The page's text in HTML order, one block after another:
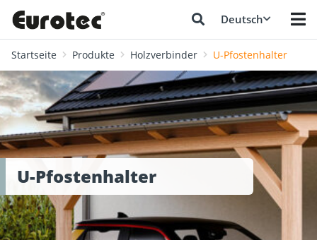
Deutsch
Startseite Produkte Holzverbinder U-Pfostenhalter
U-Pfostenhalter